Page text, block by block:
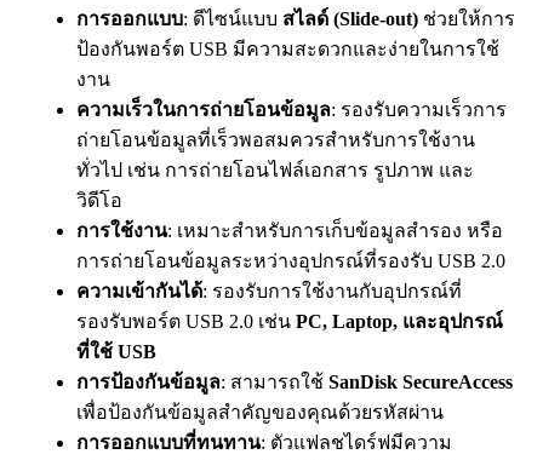
การออกแบบ: ดีไซน์แบบ สไลด์ (Slide-out) ช่วยให้การ
ป้องกันพอร์ต USB มีความสะดวกและง่ายในการใช้
งาน
ความเร็วในการถ่ายโอนข้อมูล: รองรับความเร็วการ
ถ่ายโอนข้อมูลที่เร็วพอสมควรสำหรับการใช้งาน
ทั่วไป เช่น การถ่ายโอนไฟล์เอกสาร รูปภาพ และ
วิดีโอ
การใช้งาน: เหมาะสำหรับการเก็บข้อมูลสำรอง หรือ
การถ่ายโอนข้อมูลระหว่างอุปกรณ์ที่รองรับ USB 2.0
ความเข้ากันได้: รองรับการใช้งานกับอุปกรณ์ที่
รองรับพอร์ต USB 2.0 เช่น PC, Laptop, และอุปกรณ์
ที่ใช้ USB
การป้องกันข้อมูล: สามารถใช้ SanDisk SecureAccess
เพื่อป้องกันข้อมูลสำคัญของคุณด้วยรหัสผ่าน
การออกแบบที่ทนทาน: ตัวแฟลชไดร์ฟมีความ